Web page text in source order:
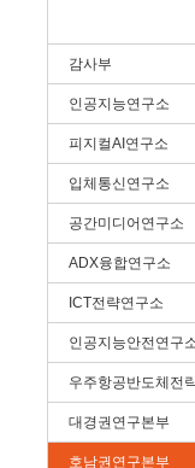
감사부
인공지능연구소
피지컬AI연구소
입체통신연구소
공간미디어연구소
ADX융합연구소
ICT전략연구소
인공지능안전연구
우주항공반도체전
대경권연구본부
호남권연구본부